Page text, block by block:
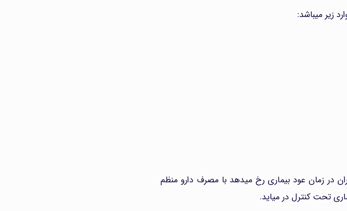
زیر میباشد:
در زمان عود بیماری رخ میدهد با مصرف دارو منظم
تحت کنترل در میاید.